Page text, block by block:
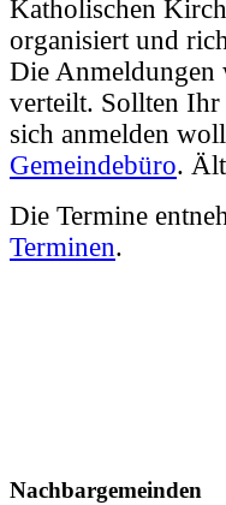
Katholischen
organisiert und
Die Anmeldungen
verteilt. Sollten Ihr
sich anmelden
Gemeindebüro.
Die Termine
Terminen.
Nachbargemeinden